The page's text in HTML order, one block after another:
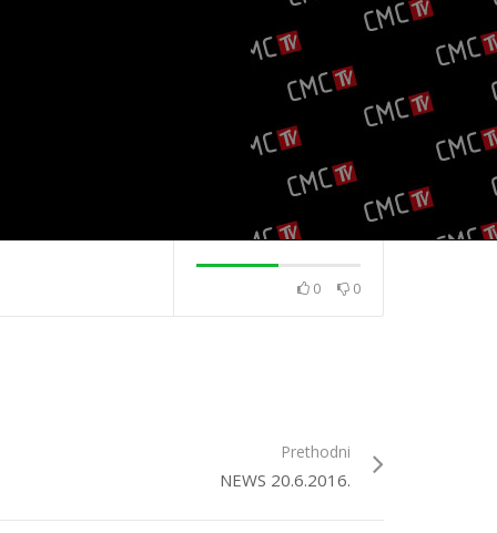
0 0
Prethodni
NEWS 20.6.2016.